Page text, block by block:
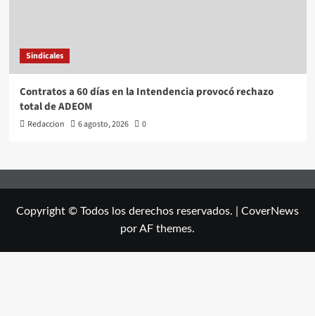
Sindicales
Contratos a 60 días en la Intendencia provocó rechazo
total de ADEOM
Redaccion 6 agosto, 2026 0
Copyright © Todos los derechos reservados.
CoverNews
por AF themes.